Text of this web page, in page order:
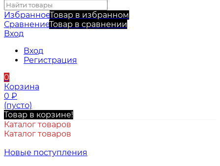
ИзбранноеТовар в избранном
СравнениеТовар в сравнении
Вход
Вход
Регистрация
0
Корзина
0 ₽
(пусто)
Товар в корзине!
Каталог товаров
Каталог товаров
Новые поступления